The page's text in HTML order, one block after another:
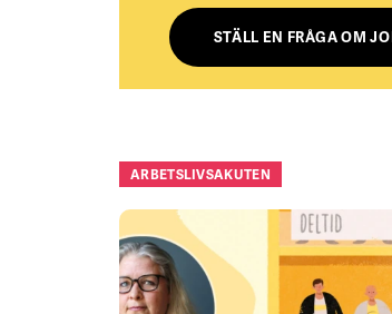
STÄLL EN FRÅGA OM
ARBETSLIVSAKUTEN